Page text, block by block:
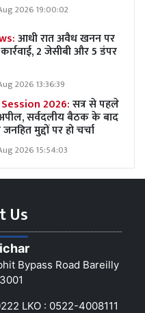
2026 19:00:02
आधी रात अवैध खनन पर
2 जेसीबी और 5 डंपर
2026 13:36:39
2026:सत्र से पहले
सर्वदलीय बैठक के बाद
मुद्दों पर हो चर्चा
2026 15:54:03
Us
Bypass Road Bareilly
LKO : 0522-4008111